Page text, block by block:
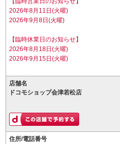
2026年8月11日(火曜)
2026年9月8日(火曜)
【臨時休業日のお知らせ】
2026年8月18日(火曜)
2026年9月15日(火曜)
店舗名
ドコモショップ会津若松店
住所/電話番号